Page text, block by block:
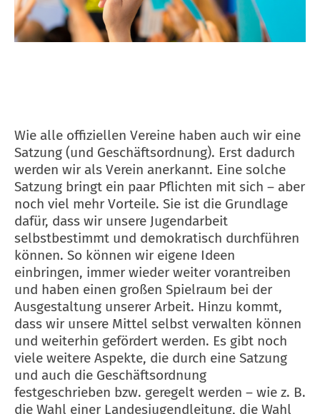
Wie alle offiziellen Vereine haben auch wir eine
Satzung (und Geschäftsordnung). Erst dadurch
werden wir als Verein anerkannt. Eine solche
Satzung bringt ein paar Pflichten mit sich – aber
noch viel mehr Vorteile. Sie ist die Grundlage
dafür, dass wir unsere Jugendarbeit
selbstbestimmt und demokratisch durchführen
können. So können wir eigene Ideen
einbringen, immer wieder weiter vorantreiben
und haben einen großen Spielraum bei der
Ausgestaltung unserer Arbeit. Hinzu kommt,
dass wir unsere Mittel selbst verwalten können
und weiterhin gefördert werden. Es gibt noch
viele weitere Aspekte, die durch eine Satzung
und auch die Geschäftsordnung
festgeschrieben bzw. geregelt werden – wie z. B.
die Wahl einer Landesjugendleitung, die Wahl